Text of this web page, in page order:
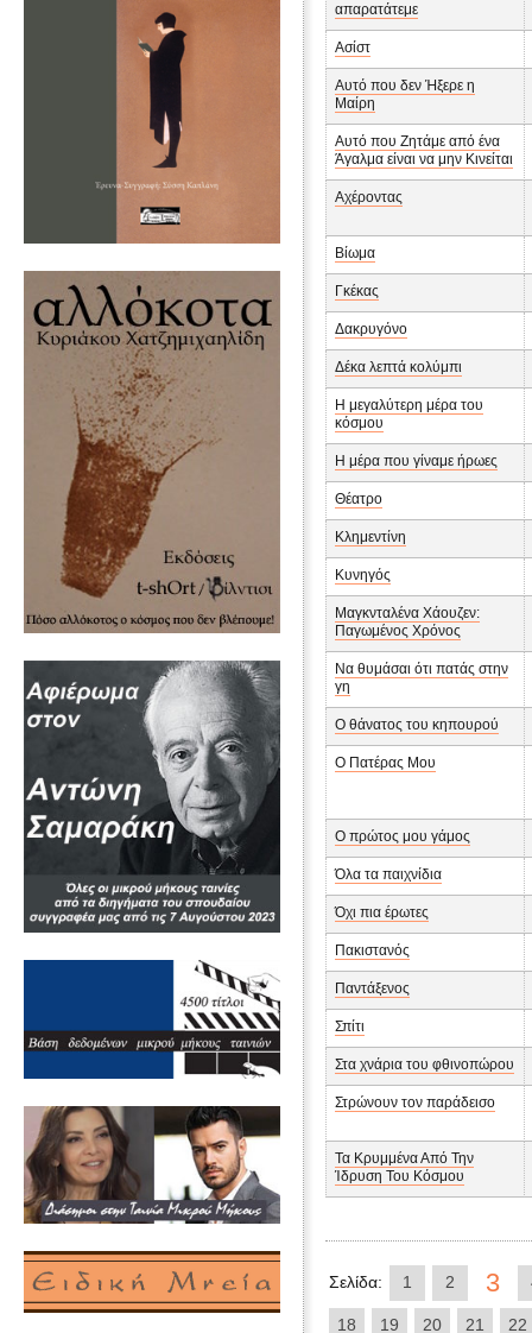
απαρατάτεμε
Ασίστ
Αυτό που δεν Ήξερε η
Μαίρη
Αυτό που Ζητάμε από ένα
Άγαλμα είναι να μην Κινείται
Αχέροντας
Βίωμα
Γκέκας
Δακρυγόνο
Δέκα λεπτά κολύμπι
Η μεγαλύτερη μέρα του
κόσμου
Η μέρα που γίναμε ήρωες
Θέατρο
Κλημεντίνη
Κυνηγός
Μαγκνταλένα Χάουζεν:
Παγωμένος Χρόνος
Να θυμάσαι ότι πατάς στην
γη
Ο θάνατος του κηπουρού
Ο Πατέρας Μου
Ο πρώτος μου γάμος
Όλα τα παιχνίδια
Όχι πια έρωτες
Πακιστανός
Παντάξενος
Σπίτι
Στα χνάρια του φθινοπώρου
Στρώνουν τον παράδεισο
Τα Κρυμμένα Από Την
Ίδρυση Του Κόσμου
Σελίδα: 1 2 3
18 19 20 21 22